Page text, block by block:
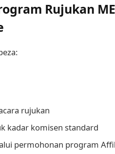
Rujukan
rujukan
kadar komisen standard
permohonan program